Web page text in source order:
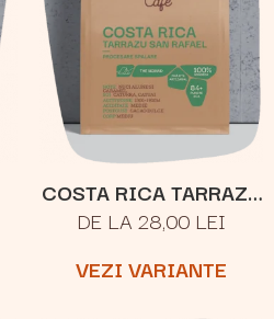
COSTA RICA TARRAZU
SAN RAFAEL
DE LA 28,00 LEI
VEZI VARIANTE